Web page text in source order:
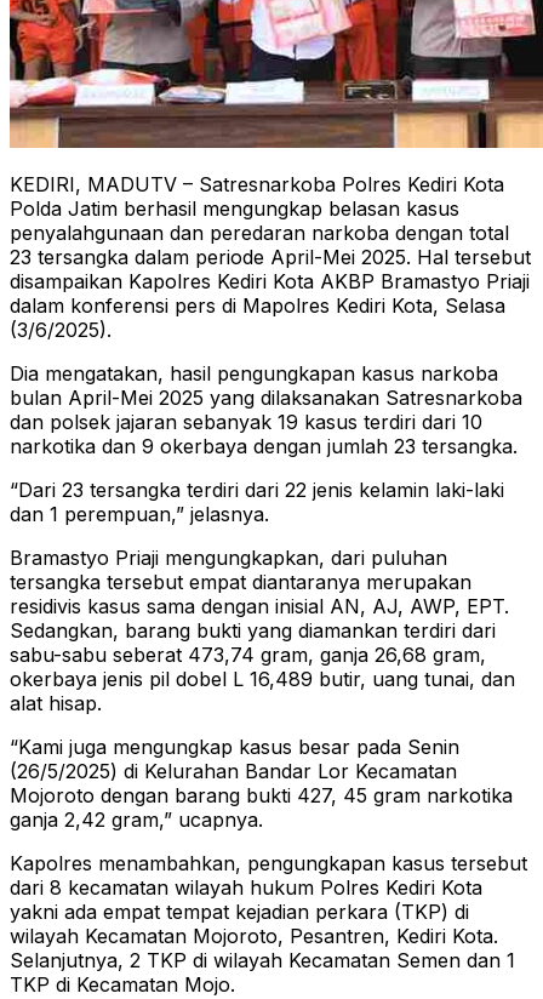
KEDIRI, MADUTV – Satresnarkoba Polres Kediri Kota
Polda Jatim berhasil mengungkap belasan kasus
penyalahgunaan dan peredaran narkoba dengan total
23 tersangka dalam periode April-Mei 2025. Hal tersebut
disampaikan Kapolres Kediri Kota AKBP Bramastyo Priaji
dalam konferensi pers di Mapolres Kediri Kota, Selasa
(3/6/2025).
Dia mengatakan, hasil pengungkapan kasus narkoba
bulan April-Mei 2025 yang dilaksanakan Satresnarkoba
dan polsek jajaran sebanyak 19 kasus terdiri dari 10
narkotika dan 9 okerbaya dengan jumlah 23 tersangka.
“Dari 23 tersangka terdiri dari 22 jenis kelamin laki-laki
dan 1 perempuan,” jelasnya.
Bramastyo Priaji mengungkapkan, dari puluhan
tersangka tersebut empat diantaranya merupakan
residivis kasus sama dengan inisial AN, AJ, AWP, EPT.
Sedangkan, barang bukti yang diamankan terdiri dari
sabu-sabu seberat 473,74 gram, ganja 26,68 gram,
okerbaya jenis pil dobel L 16,489 butir, uang tunai, dan
alat hisap.
“Kami juga mengungkap kasus besar pada Senin
(26/5/2025) di Kelurahan Bandar Lor Kecamatan
Mojoroto dengan barang bukti 427, 45 gram narkotika
ganja 2,42 gram,” ucapnya.
Kapolres menambahkan, pengungkapan kasus tersebut
dari 8 kecamatan wilayah hukum Polres Kediri Kota
yakni ada empat tempat kejadian perkara (TKP) di
wilayah Kecamatan Mojoroto, Pesantren, Kediri Kota.
Selanjutnya, 2 TKP di wilayah Kecamatan Semen dan 1
TKP di Kecamatan Mojo.